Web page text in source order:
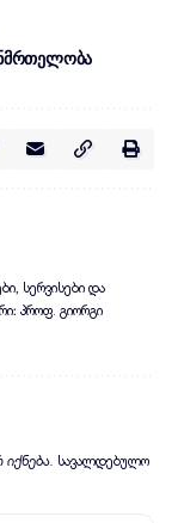
სერვისები და
პროფ. გიორგი
სავალდებულო